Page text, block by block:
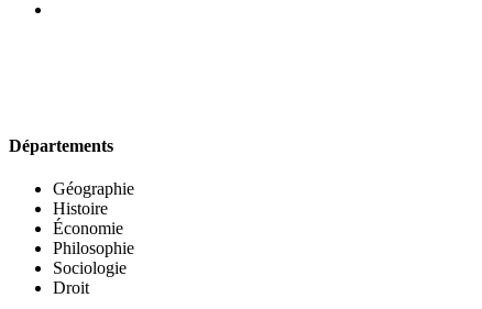
Départements
Géographie
Histoire
Économie
Philosophie
Sociologie
Droit